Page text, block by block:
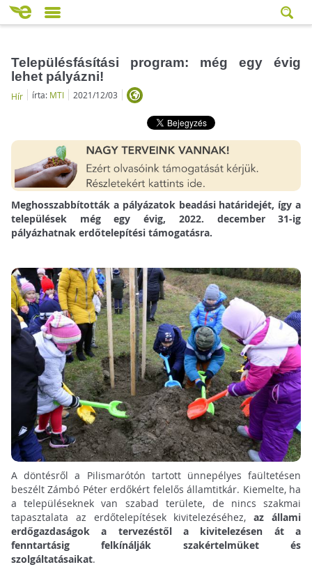
Településfásítási program: még egy évig
lehet pályázni!
Hír írta: MTI 2021/12/03
Meghosszabbították a pályázatok beadási határidejét, így a
települések még egy évig, 2022. december 31-ig
pályázhatnak erdőtelepítési támogatásra.
A döntésről a Pilismarótón tartott ünnepélyes faültetésen
beszélt Zámbó Péter erdőkért felelős államtitkár. Kiemelte, ha
a településeknek van szabad területe, de nincs szakmai
tapasztalata az erdőtelepítések kivitelezéséhez,az állami
erdőgazdaságok a tervezéstől a kivitelezésen át a
fenntartásig felkínálják szakértelmüket és
szolgáltatásaikat.